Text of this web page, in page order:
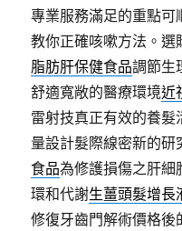
專業服務滿足的重點可
教你正確咳嗽方法。
脂肪肝保健食品調節生
舒適寬敞的醫療環境近
雷射技真正有效的養髮
量設計髮際線密新的研
食品為修護損傷之肝細
環和代謝生薑頭髮增長
修復牙齒門解術價格後